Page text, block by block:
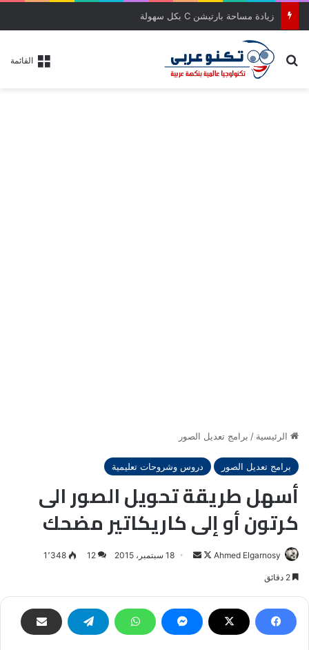
القائمة بحث عن
الرئيسية / برامج تعديل الصور
برامج تعديل الصور دروس وشروحات تعليمية
أسهل طريقة تحويل الصور الى
كرتون أو إلى كاريكاتير مضحك
Ahmed Elgarnosy
Followأرسل18 سبتمبر، 2015 12 1٬348